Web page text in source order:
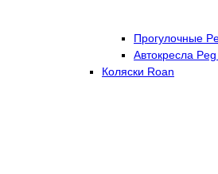
Прогулочные
Автокресла
Коляски Roan